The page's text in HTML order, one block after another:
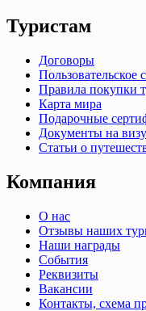
Туристам
Договоры
Пользовательское
Правила покупки
Карта мира
Подарочные
Документы на визу
Статьи о
Компания
О нас
Отзывы наших
Наши награды
События
Реквизиты
Вакансии
Контакты, схема